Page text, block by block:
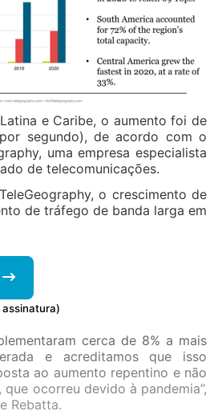
e Caribe, o aumento foi de
segundo), de acordo com o
uma empresa especialista
de telecomunicações.
o crescimento de
de tráfego de banda larga em
cerca de 8% a mais
e acreditamos que isso
ao aumento repentino e não
ocorreu devido à pandemia”,
Rebatta.